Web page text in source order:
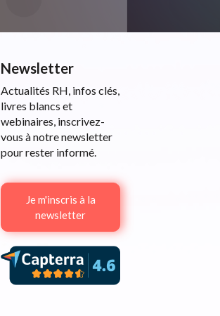
Newsletter
Actualités RH, infos clés,
livres blancs et
webinaires, inscrivez-
vous à notre newsletter
pour rester informé.
Je m'inscris à la
newsletter